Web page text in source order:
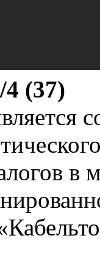
(37)
в